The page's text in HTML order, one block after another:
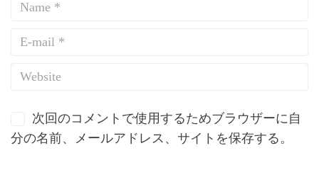
次回のコメントで使用するためブラウザーに自
分の名前、メールアドレス、サイトを保存する。